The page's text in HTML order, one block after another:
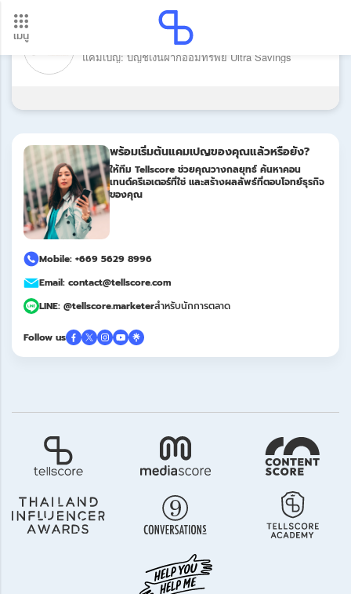
เมนู
อัปเดตใหม่ ต้องดู! รอบโอนเงินปี 2569 เช็กวันเงินเข้าได้ที่นี่
Update
แบรนด์: Thanachart (Commercial Bank)
แคมเปญ: บัญชีเงินฝากออมทรัพย์ Ultra Savings
พร้อมเริ่มต้นแคมเปญของคุณแล้วหรือยัง?
ให้ทีม Tellscore ช่วยคุณวางกลยุทธ์ ค้นหาคอน
เทนต์ครีเอเตอร์ที่ใช่ และสร้างผลลัพธ์ที่ตอบโจทย์ธุรกิจ
ของคุณ
Mobile: +669 5629 8996
Email: contact@tellscore.com
LINE: @tellscore.marketerสำหรับนักการตลาด
Follow us